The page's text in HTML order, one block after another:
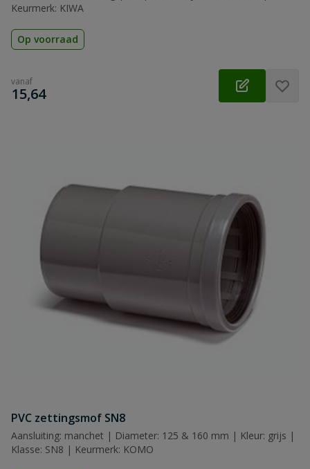
Keurmerk: KIWA
Op voorraad
vanaf
€
15,64
PVC zettingsmof SN8
Aansluiting: manchet | Diameter: 125 & 160 mm | Kleur: grijs |
Klasse: SN8 | Keurmerk: KOMO